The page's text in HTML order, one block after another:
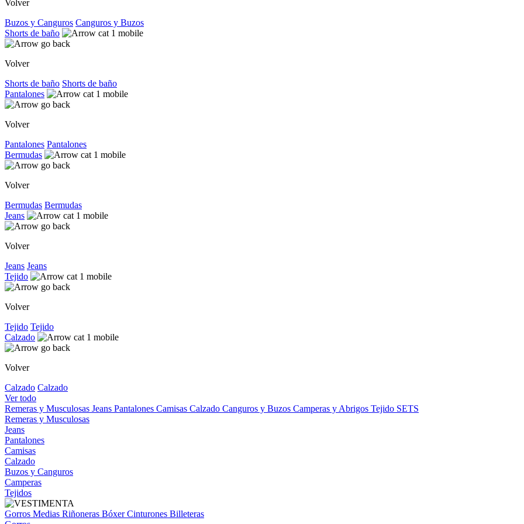
Volver
Buzos y Canguros Canguros y Buzos
Shorts de baño
Volver
Shorts de baño Shorts de baño
Pantalones
Volver
Pantalones Pantalones
Bermudas
Volver
Bermudas Bermudas
Jeans
Volver
Jeans Jeans
Tejido
Volver
Tejido Tejido
Calzado
Volver
Calzado Calzado
Ver todo
Remeras y Musculosas Jeans Pantalones Camisas Calzado Canguros y Buzos Camperas y Abrigos Tejido SETS
Remeras y Musculosas
Jeans
Pantalones
Camisas
Calzado
Buzos y Canguros
Camperas
Tejidos
Gorros Medias Riñoneras BóxerCinturones Billeteras